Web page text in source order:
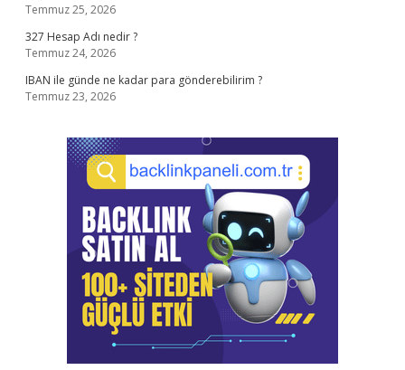
Temmuz 25, 2026
327 Hesap Adı nedir ?
Temmuz 24, 2026
IBAN ile günde ne kadar para gönderebilirim ?
Temmuz 23, 2026